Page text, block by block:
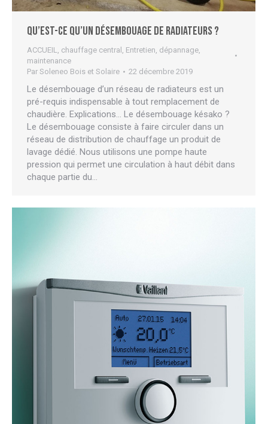
Qu’est-ce qu’un désembouage de radiateurs ?
ACCUEIL, chauffage central , Entretien, dépannage,
maintenance
Par Soleneo Bois et Solaire 22 décembre 2019
Le désembouage d’un réseau de radiateurs est un
pré-requis indispensable à tout remplacement de
chaudière. Explications… Le désembouage késako ?
Le désembouage consiste à faire circuler dans un
réseau de distribution de chauffage un produit de
lavage dédié. Nous utilisons une pompe haute
pression qui permet une circulation à haut débit dans
chaque partie du…